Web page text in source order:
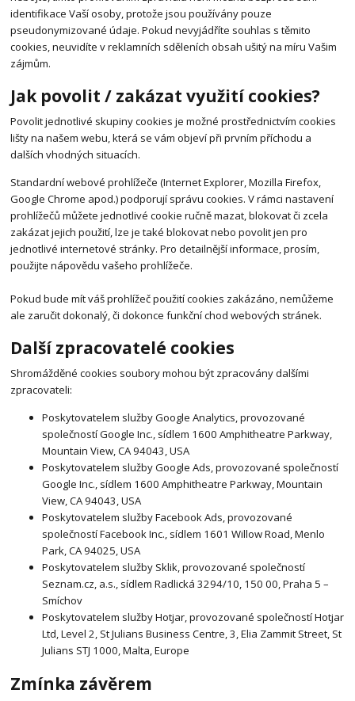
identifikace Vaší osoby, protože jsou používány pouze
pseudonymizované údaje. Pokud nevyjádříte souhlas s těmito
cookies, neuvidíte v reklamních sděleních obsah ušitý na míru Vašim
zájmům.
Jak povolit / zakázat využití cookies?
Povolit jednotlivé skupiny cookies je možné prostřednictvím cookies
lišty na našem webu, která se vám objeví při prvním příchodu a
dalších vhodných situacích.
Standardní webové prohlížeče (Internet Explorer, Mozilla Firefox,
Google Chrome apod.) podporují správu cookies. V rámci nastavení
prohlížečů můžete jednotlivé cookie ručně mazat, blokovat či zcela
zakázat jejich použití, lze je také blokovat nebo povolit jen pro
jednotlivé internetové stránky. Pro detailnější informace, prosím,
použijte nápovědu vašeho prohlížeče.
Pokud bude mít váš prohlížeč použití cookies zakázáno, nemůžeme
ale zaručit dokonalý, či dokonce funkční chod webových stránek.
Další zpracovatelé cookies
Shromážděné cookies soubory mohou být zpracovány dalšími
zpracovateli:
Poskytovatelem služby Google Analytics, provozované
společností Google Inc., sídlem 1600 Amphitheatre Parkway,
Mountain View, CA 94043, USA
Poskytovatelem služby Google Ads, provozované společností
Google Inc., sídlem 1600 Amphitheatre Parkway, Mountain
View, CA 94043, USA
Poskytovatelem služby Facebook Ads, provozované
společností Facebook Inc., sídlem 1601 Willow Road, Menlo
Park, CA 94025, USA
Poskytovatelem služby Sklik, provozované společností
Seznam.cz, a.s., sídlem Radlická 3294/10, 150 00, Praha 5 –
Smíchov
Poskytovatelem služby Hotjar, provozované společností Hotjar
Ltd, Level 2, St Julians Business Centre, 3, Elia Zammit Street, St
Julians STJ 1000, Malta, Europe
Zmínka závěrem